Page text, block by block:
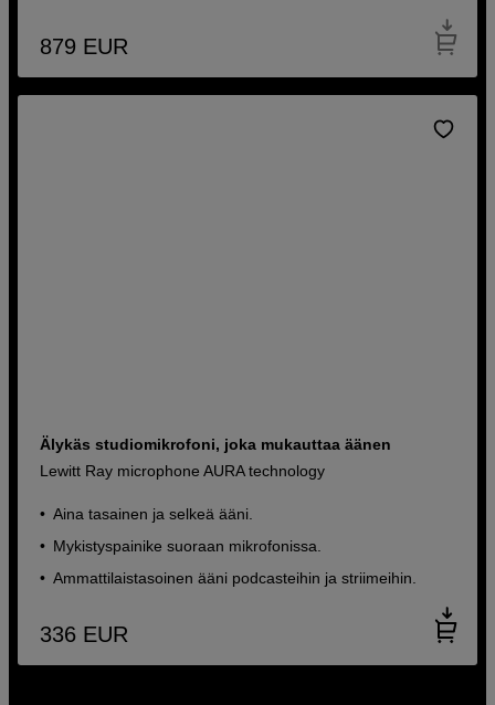
879 EUR
Älykäs studiomikrofoni, joka mukauttaa äänen
Lewitt Ray microphone AURA technology
Aina tasainen ja selkeä ääni.
Mykistyspainike suoraan mikrofonissa.
Ammattilaistasoinen ääni podcasteihin ja striimeihin.
336 EUR